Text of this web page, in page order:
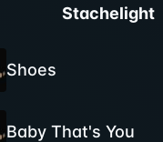
Stachelight
Shoes
Baby That's You